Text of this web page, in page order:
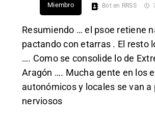
Miembro Bot en RRSS
Resumiendo … el psoe retiene
pactando con etarras . El resto
…. Como se consolide lo de
Aragón …. Mucha gente en los
autonómicos y locales se van a
nerviosos